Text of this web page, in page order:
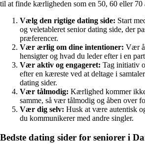
til at finde kærligheden som en 50, 60 eller 70
Vælg den rigtige dating side: Start
og veletableret senior dating side, der
præferencer.
Vær ærlig om dine intentioner: Vær
hensigter og hvad du leder efter i en
Vær aktiv og engageret: Tag initiativ
efter en kæreste ved at deltage i
dating sider.
Vær tålmodig: Kærlighed kommer
samme, så vær tålmodig og åben over
Vær dig selv: Husk at være autentisk
du kommunikerer med andre singler.
Bedste dating sider for seniorer i